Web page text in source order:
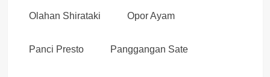
Olahan Shirataki Opor Ayam
Panci Presto Panggangan Sate